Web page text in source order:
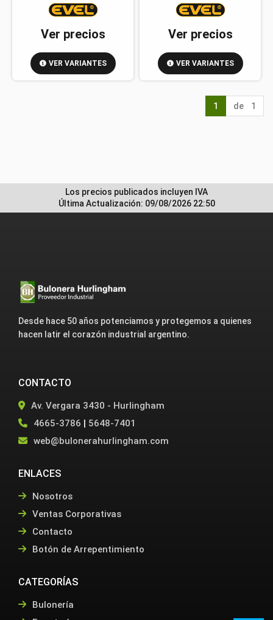
Ver precios
VER VARIANTES
Ver precios
VER VARIANTES
1 de 1
Los precios publicados incluyen IVA
Última Actualización: 09/08/2026 22:50
Desde hace 50 años potenciamos y protegemos a quienes
hacen latir el corazón industrial argentino.
CONTACTO
Av. Vergara 3430 - Hurlingham
4665-3786 | 5648-7401
web@bulonerahurlingham.com
ENLACES
Nosotros
Ventas Corporativas
Contacto
Botón de Arrepentimiento
CATEGORÍAS
Bulonería